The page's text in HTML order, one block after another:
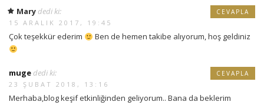
Mary dedi ki:
15 ARALIK 2017, 19:45
Çok teşekkür ederim Ben de hemen takibe alıyorum, hoş geldiniz
CEVAPLA
muge dedi ki:
23 ŞUBAT 2018, 13:16
Merhaba,blog keşif etkinliğinden geliyorum.. Bana da beklerim
CEVAPLA